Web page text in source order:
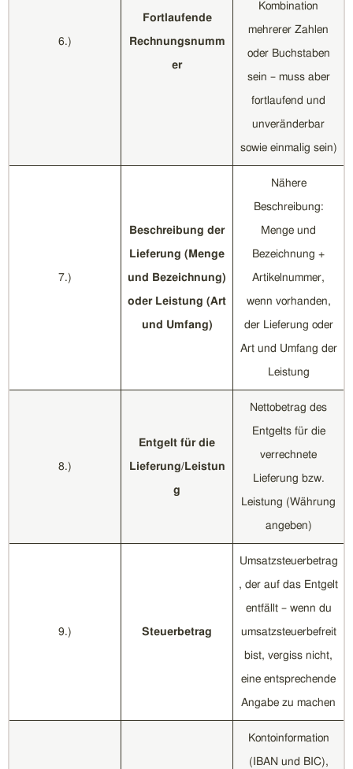
6.)
Fortlaufende
Rechnungsnumm
er
Kombination
mehrerer Zahlen
oder Buchstaben
sein – muss aber
fortlaufend und
unveränderbar
sowie einmalig sein)
7.)
Beschreibung der
Lieferung (Menge
und Bezeichnung)
oder Leistung (Art
und Umfang)
Nähere
Beschreibung:
Menge und
Bezeichnung +
Artikelnummer,
wenn vorhanden,
der Lieferung oder
Art und Umfang der
Leistung
8.)
Entgelt für die
Lieferung/Leistun
g
Nettobetrag des
Entgelts für die
verrechnete
Lieferung bzw.
Leistung (Währung
angeben)
9.) Steuerbetrag
Umsatzsteuerbetrag
, der auf das Entgelt
entfällt – wenn du
umsatzsteuerbefreit
bist, vergiss nicht,
eine entsprechende
Angabe zu machen
Kontoinformation
(IBAN und BIC),